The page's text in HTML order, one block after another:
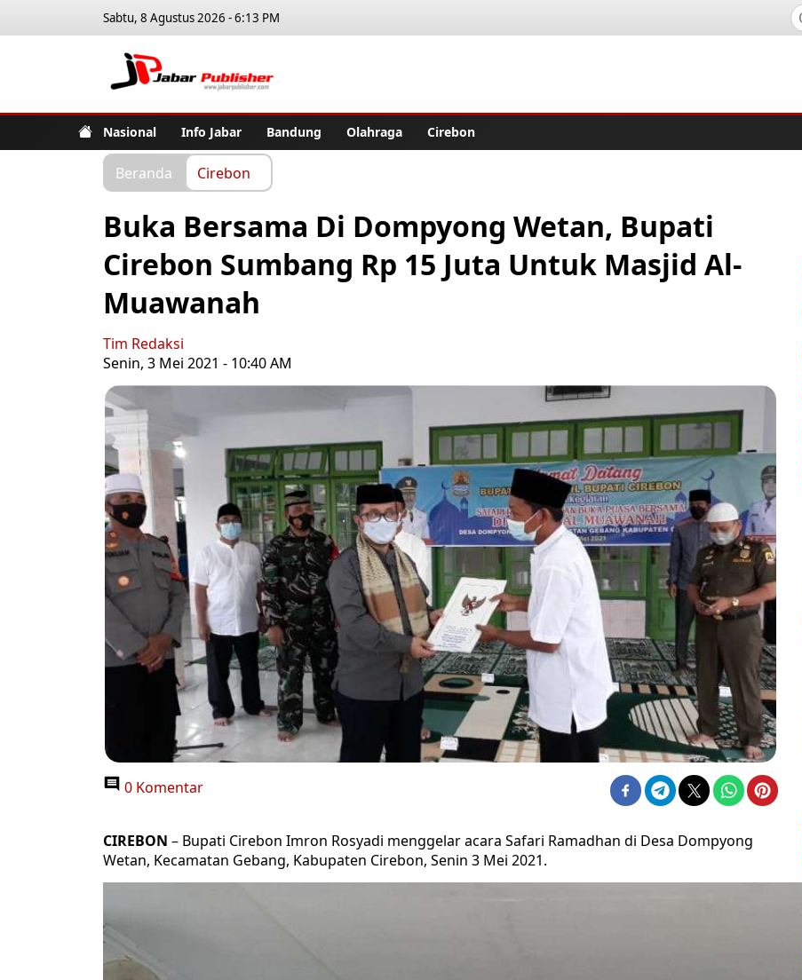
Sabtu, 8 Agustus 2026 - 6:13 PM
Nasional Info Jabar Bandung Olahraga Cirebon
Beranda Cirebon
Buka Bersama Di Dompyong Wetan, Bupati
Cirebon Sumbang Rp 15 Juta Untuk Masjid Al-
Muawanah
Tim Redaksi
Senin, 3 Mei 2021 - 10:40 AM
0 Komentar
CIREBON – Bupati Cirebon Imron Rosyadi menggelar acara Safari Ramadhan di Desa Dompyong
Wetan, Kecamatan Gebang, Kabupaten Cirebon, Senin 3 Mei 2021.